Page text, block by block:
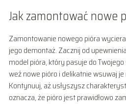
Jak zamontować nowe
Zamontowanie nowego pióra
jego demontaż. Zacznij od
model pióra, który pasuje do
weź nowe pióro i delikatnie wsuwaj
Kontynuuj, aż usłyszysz
oznacza, że pióro jest prawidłowo